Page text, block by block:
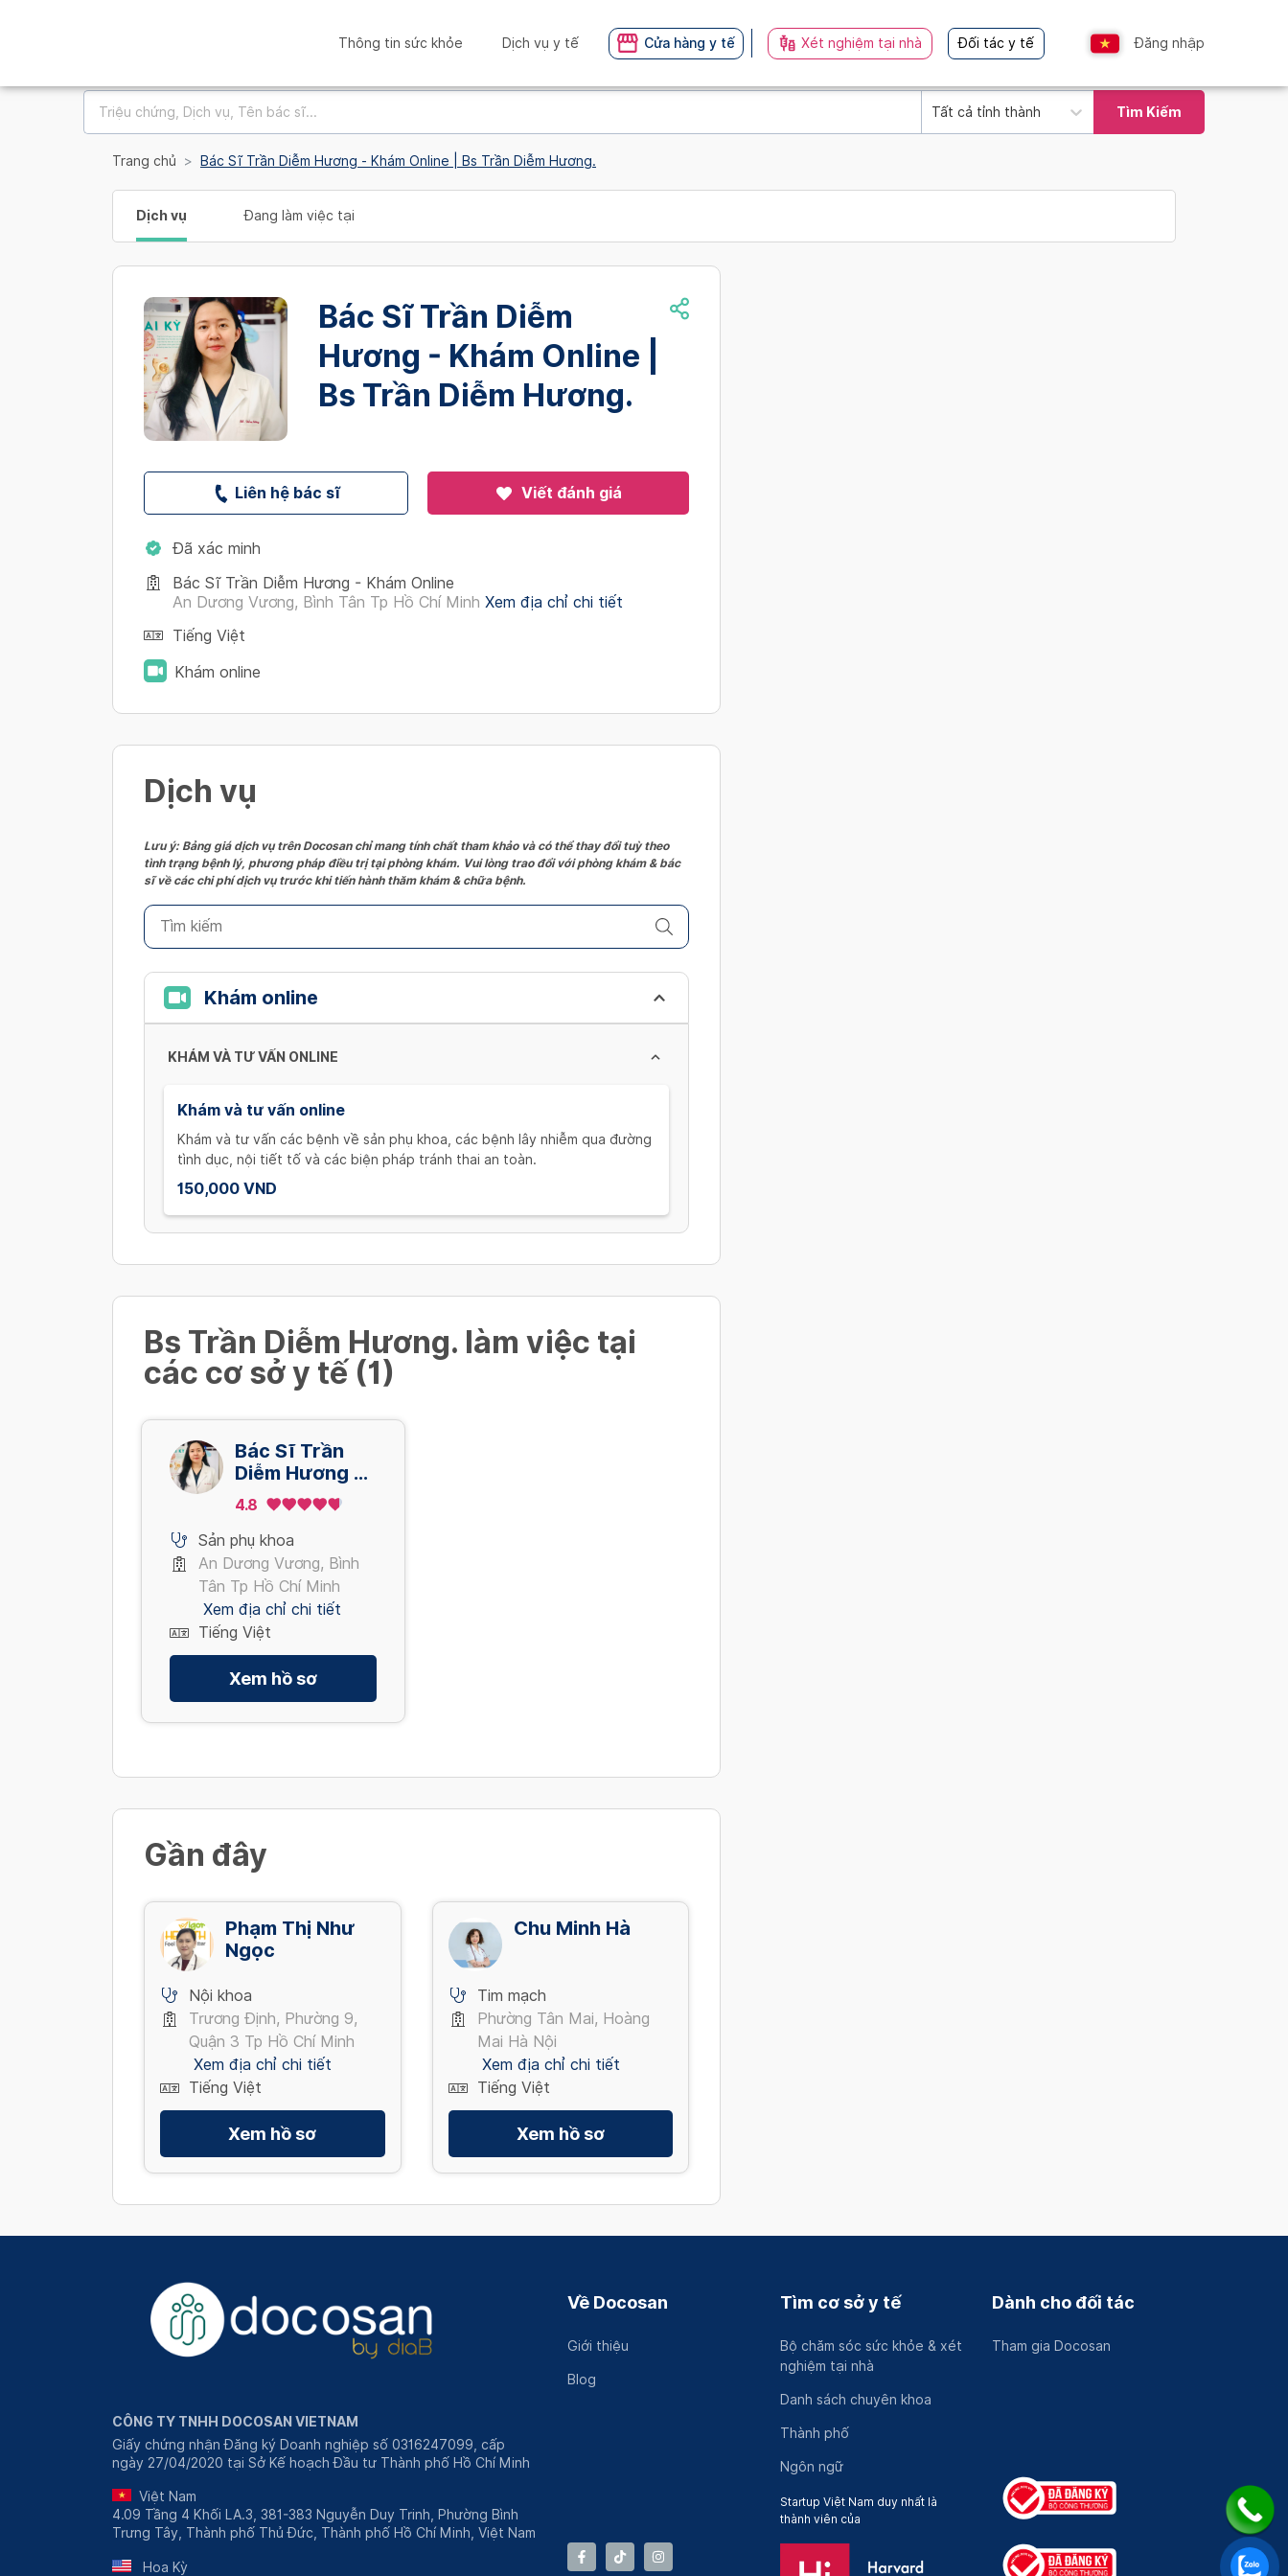
Thông tin sức khỏe Dịch vụ y tế Cửa hàng y tế Xét nghiệm tại nhà Đối tác y tế Đăng nhập
Tất cả tỉnh thành Tìm Kiếm
Trang chủ Bác Sĩ Trần Diễm Hương - Khám Online | Bs Trần Diễm Hương.
Dịch vụ Đang làm việc tại
Bác Sĩ Trần Diễm
Hương - Khám Online |
Bs Trần Diễm Hương.
Liên hệ bác sĩ Viết đánh giá
Đã xác minh
Bác Sĩ Trần Diễm Hương - Khám Online
An Dương Vương, Bình Tân Tp Hồ Chí Minh Xem địa chỉ chi tiết
Tiếng Việt
Khám online
Dịch vụ
Lưu ý: Bảng giá dịch vụ trên Docosan chỉ mang tính chất tham khảo và có thể thay đổi tuỳ theo
tình trạng bệnh lý, phương pháp điều trị tại phòng khám. Vui lòng trao đổi với phòng khám & bác
sĩ về các chi phí dịch vụ trước khi tiến hành thăm khám & chữa bệnh.
Khám online
KHÁM VÀ TƯ VẤN ONLINE
Khám và tư vấn online
Khám và tư vấn các bệnh về sản phụ khoa, các bệnh lây nhiễm qua đường
tình dục, nội tiết tố và các biện pháp tránh thai an toàn.
150,000 VND
Bs Trần Diễm Hương. làm việc tại
các cơ sở y tế (1)
Bác Sĩ Trần
Diễm Hương -
Khám Online
4.8
Sản phụ khoa
An Dương Vương, Bình
Tân Tp Hồ Chí Minh
Xem địa chỉ chi tiết
Tiếng Việt
Xem hồ sơ
Gần đây
Phạm Thị Như
Ngọc
Nội khoa
Trương Định, Phường 9,
Quận 3 Tp Hồ Chí Minh
Xem địa chỉ chi tiết
Tiếng Việt
Xem hồ sơ
Chu Minh Hà
Tim mạch
Phường Tân Mai, Hoàng
Mai Hà Nội
Xem địa chỉ chi tiết
Tiếng Việt
Xem hồ sơ
CÔNG TY TNHH DOCOSAN VIETNAM
Giấy chứng nhận Đăng ký Doanh nghiệp số 0316247099, cấp
ngày 27/04/2020 tại Sở Kế hoạch Đầu tư Thành phố Hồ Chí Minh
Việt Nam
4.09 Tầng 4 Khối LA.3, 381-383 Nguyễn Duy Trinh, Phường Bình
Trưng Tây, Thành phố Thủ Đức, Thành phố Hồ Chí Minh, Việt Nam
Hoa Kỳ
Về Docosan
Giới thiệu
Blog
Tìm cơ sở y tế
Bộ chăm sóc sức khỏe & xét
nghiệm tại nhà
Danh sách chuyên khoa
Thành phố
Ngôn ngữ
Dành cho đối tác
Tham gia Docosan
Startup Việt Nam duy nhất là
thành viên của